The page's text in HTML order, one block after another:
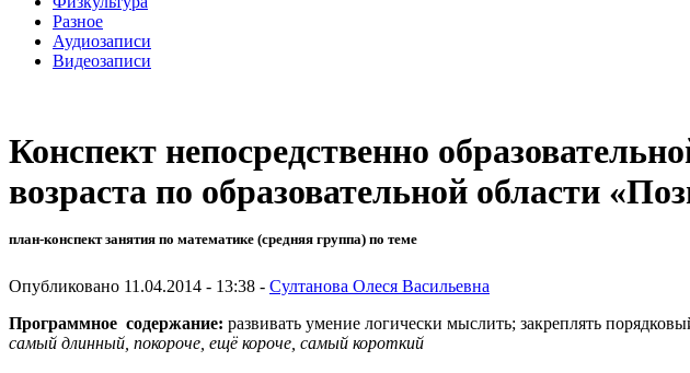
Разное
Аудиозаписи
Видеозаписи
Конспект непосредственно
возраста по образовательной области
план-конспект занятия по математике (средняя группа) по теме
Опубликовано 11.04.2014 - 13:38 - Султанова Олеся Васильевна
Программное содержание: развивать умение логически мыслить; закреплять
самый длинный, покороче, ещё короче, самый короткий